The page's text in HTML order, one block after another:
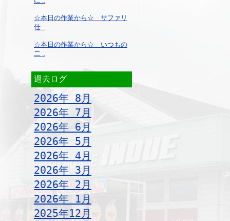
☆本日の作業から☆ サファリ
仕 ..
☆本日の作業から☆ いつもの
二 ..
過去ログ
2026年 8月
2026年 7月
2026年 6月
2026年 5月
2026年 4月
2026年 3月
2026年 2月
2026年 1月
2025年12月